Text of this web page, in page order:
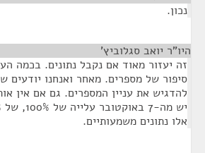
נכון.
היו"ר יואב סגלוביץ'
זה יעזור מאוד אם נקבל נתונים. בכמה
סיפור של מספרים. מאחר ואנחנו יודעים
להדגיש את עניין המספרים. גם אם אין
אלו נתונים משמעותיים.